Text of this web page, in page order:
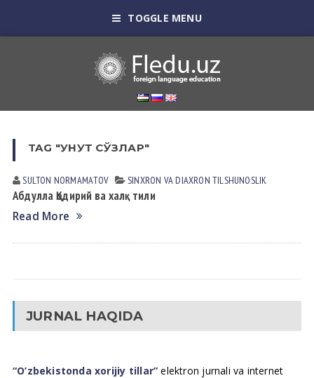
TOGGLE MENU
TAG "УНУТ СЎЗЛАР"
SULTON NORMАMАTOV SINXRON VА DIАXRON TILSHUNOSLIK
Абдулла Қодирий ва халқ тили
Read More
JURNAL HAQIDA
“O’zbekistonda xorijiy tillar” elektron jurnali va internet